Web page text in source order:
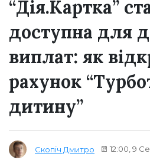
“Дія.Картка”
доступна для
виплат: як
рахунок
дитину”
Скопіч Дмитро 12:00, 9